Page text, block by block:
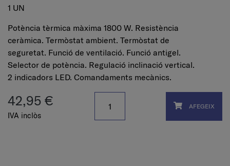
1 UN
Potència tèrmica màxima 1800 W. Resistència
ceràmica. Termòstat ambient. Termòstat de
seguretat. Funció de ventilació. Funció antigel.
Selector de potència. Regulació inclinació vertical.
2 indicadors LED. Comandaments mecànics.
42,95 €
IVA inclòs
AFEGEIX